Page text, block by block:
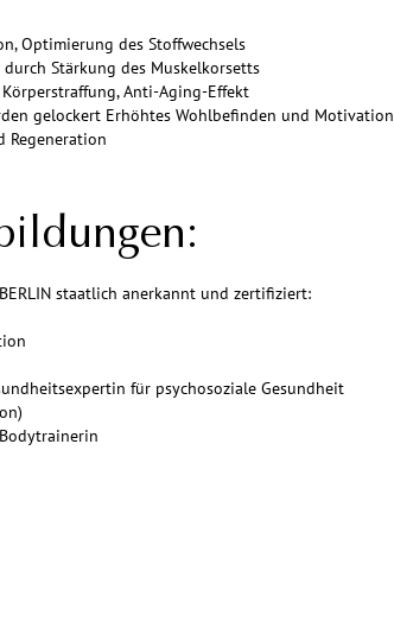
Optimierung des Stoffwechsels
Stärkung des Muskelkorsetts
Anti-Aging-Effekt
gelockert Erhöhtes Wohlbefinden und Motivation
Regeneration
BERLIN staatlich anerkannt und zertifiziert:
für psychosoziale Gesundheit